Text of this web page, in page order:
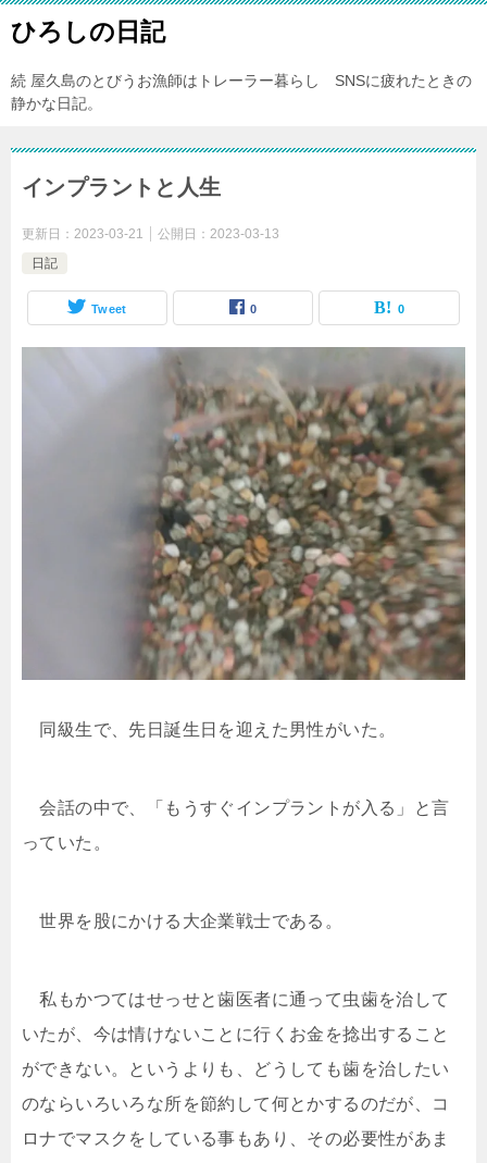
ひろしの日記
続 屋久島のとびうお漁師はトレーラー暮らし SNSに疲れたときの
静かな日記。
インプラントと人生
更新日： 2023-03-21 公開日： 2023-03-13
日記
Tweet 0 0
同級生で、先日誕生日を迎えた男性がいた。
会話の中で、「もうすぐインプラントが入る」と言
っていた。
世界を股にかける大企業戦士である。
私もかつてはせっせと歯医者に通って虫歯を治して
いたが、今は情けないことに行くお金を捻出すること
ができない。というよりも、どうしても歯を治したい
のならいろいろな所を節約して何とかするのだが、コ
ロナでマスクをしている事もあり、その必要性があま